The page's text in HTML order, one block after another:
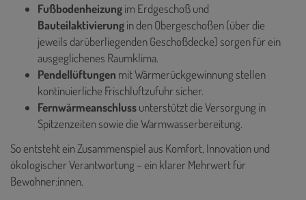
Fußbodenheizungim Erdgeschoß und
Bauteilaktivierungin den Obergeschoßen (über die
jeweils darüberliegenden Geschoßdecke) sorgen für ein
ausgeglichenes Raumklima.
Pendellüftungen mit Wärmerückgewinnung stellen
kontinuierliche Frischluftzufuhr sicher.
Fernwärmeanschlussunterstützt die Versorgung in
Spitzenzeiten sowie die Warmwasserbereitung.
So entsteht ein Zusammenspiel aus Komfort, Innovation und
ökologischer Verantwortung – ein klarer Mehrwert für
Bewohner:innen.